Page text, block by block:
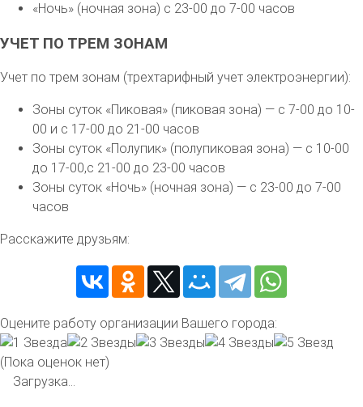
«Ночь» (ночная зона) с 23-00 до 7-00 часов
УЧЕТ ПО ТРЕМ ЗОНАМ
Учет по трем зонам (трехтарифный учет электроэнергии):
Зоны суток «Пиковая» (пиковая зона) — с 7-00 до 10-
00 и с 17-00 до 21-00 часов
Зоны суток «Полупик» (полупиковая зона) — с 10-00
до 17-00,с 21-00 до 23-00 часов
Зоны суток «Ночь» (ночная зона) — с 23-00 до 7-00
часов
Расскажите друзьям:
Оцените работу организации Вашего города:
(Пока оценок нет)
Загрузка...